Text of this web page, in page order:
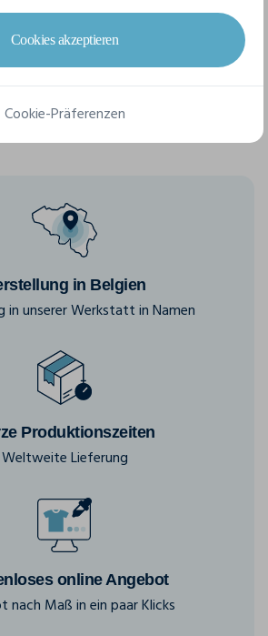
XL XXL
in Belgien
in unserer Werkstatt in Namen
Produktionszeiten
Weltweite Lieferung
online Angebot
nach Maß in ein paar Klicks
Cookies akzeptieren
Cookie-Präferenzen